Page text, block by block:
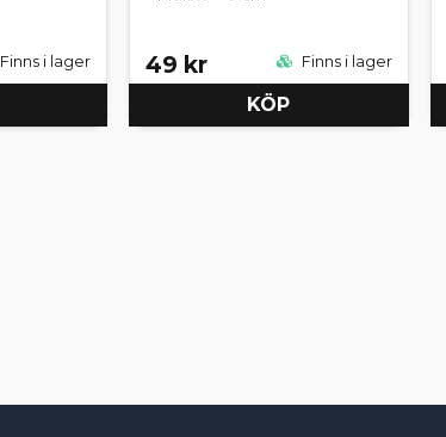
Finns i lager 49 kr Finns i lager
KÖP